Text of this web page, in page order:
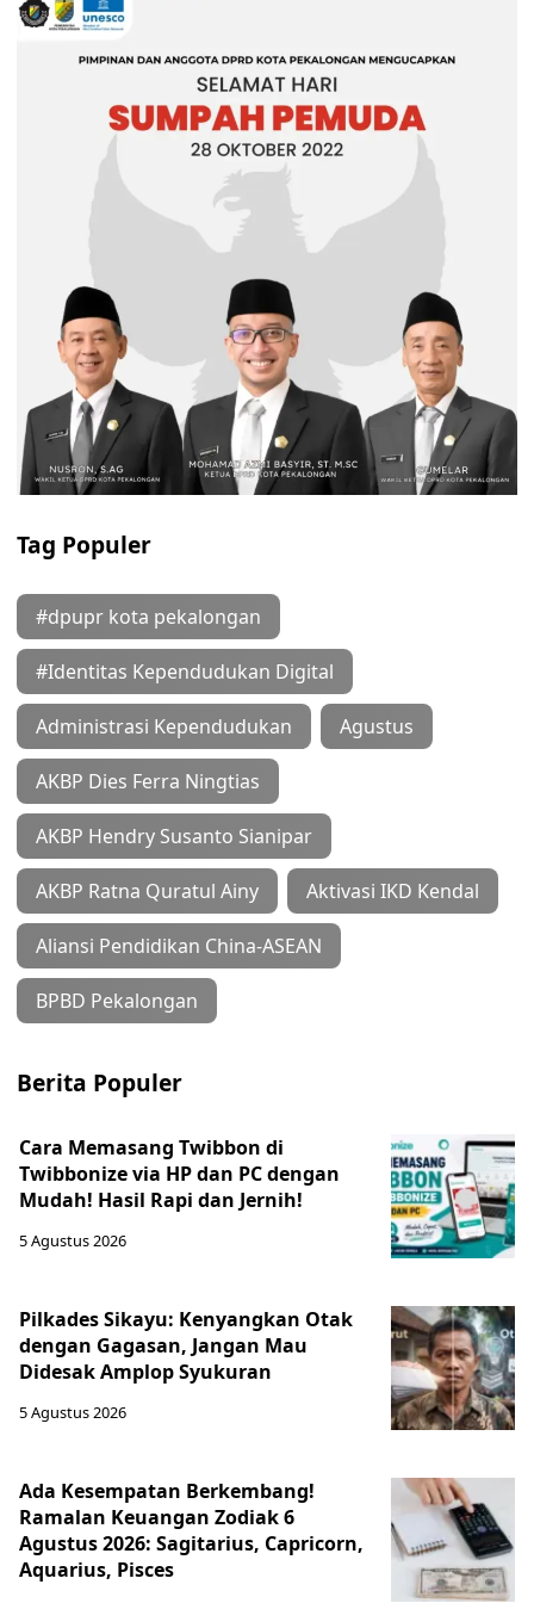
Tag Populer
#dpupr kota pekalongan
#Identitas Kependudukan Digital
Administrasi Kependudukan Agustus
AKBP Dies Ferra Ningtias
AKBP Hendry Susanto Sianipar
AKBP Ratna Quratul Ainy Aktivasi IKD Kendal
Aliansi Pendidikan China-ASEAN
BPBD Pekalongan
Berita Populer
Cara Memasang Twibbon di
Twibbonize via HP dan PC dengan
Mudah! Hasil Rapi dan Jernih!
5 Agustus 2026
Pilkades Sikayu: Kenyangkan Otak
dengan Gagasan, Jangan Mau
Didesak Amplop Syukuran
5 Agustus 2026
Ada Kesempatan Berkembang!
Ramalan Keuangan Zodiak 6
Agustus 2026: Sagitarius, Capricorn,
Aquarius, Pisces